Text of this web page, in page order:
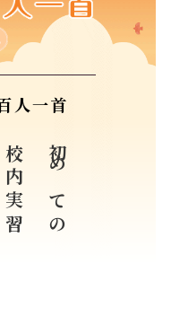
人一首
初めての
校内実習